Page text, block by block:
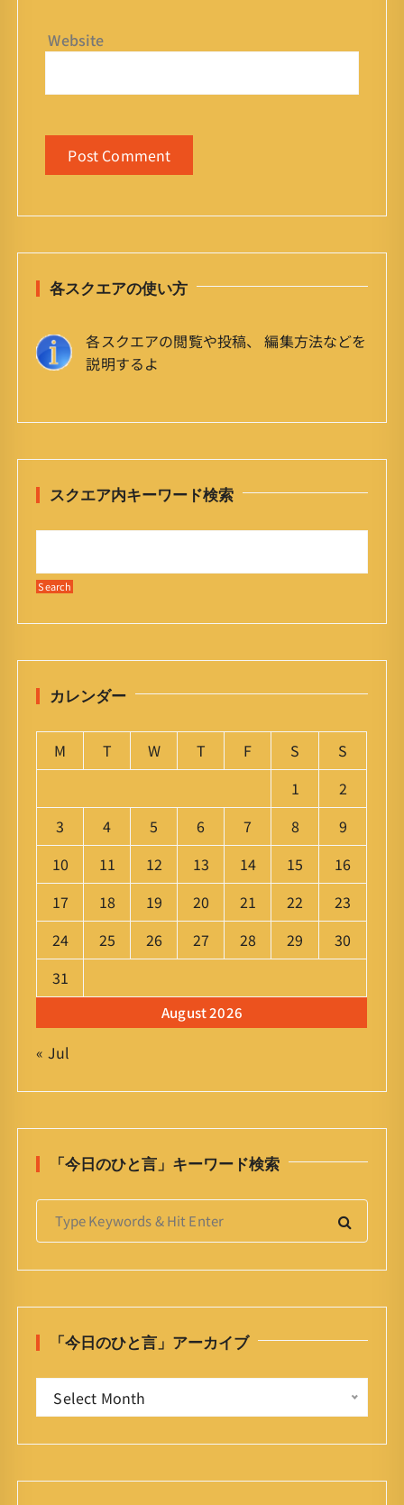
Website
各スクエアの使い方
各スクエアの閲覧や投稿、 編集方法などを
説明するよ
スクエア内キーワード検索
カレンダー
August 2026
M T W T F S
S
1
2
3
4 5 6 7 8
9
10
11 12 13 14 15
16
17
18 19 20 21 22
23
24
25 26 27 28 29
30
31
« Jul
「今日のひと言」キーワード検索
S
r
:
「今日のひと言」アーカイブ
ひ
Select Month